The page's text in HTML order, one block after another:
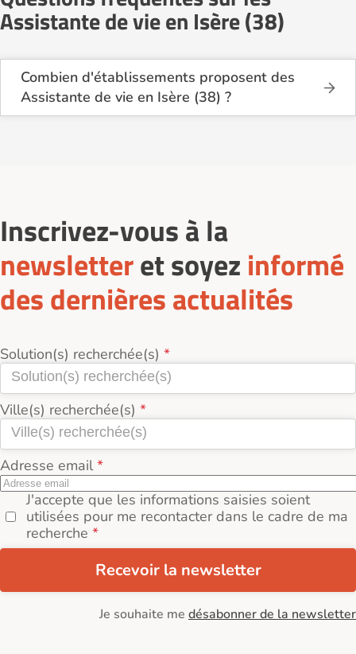
Assistante de vie en Isère (38)
Combien d'établissements proposent des
Assistante de vie en Isère (38) ?
Sur le site Logement-seniors.com, on recense
Inscrivez-vous à la
newsletteret soyez informé
des dernières actualités
Solution(s) recherchée(s)
Ville(s) recherchée(s)
Adresse email
J'accepte que les informations saisies soient
utilisées pour me recontacter dans le cadre de ma
recherche
Recevoir la newsletter
Je souhaite me désabonner de la newsletter